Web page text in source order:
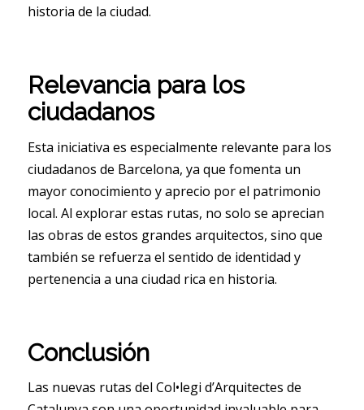
historia de la ciudad.
Relevancia para los
ciudadanos
Esta iniciativa es especialmente relevante para los
ciudadanos de Barcelona, ya que fomenta un
mayor conocimiento y aprecio por el patrimonio
local. Al explorar estas rutas, no solo se aprecian
las obras de estos grandes arquitectos, sino que
también se refuerza el sentido de identidad y
pertenencia a una ciudad rica en historia.
Conclusión
Las nuevas rutas del Col•legi d’Arquitectes de